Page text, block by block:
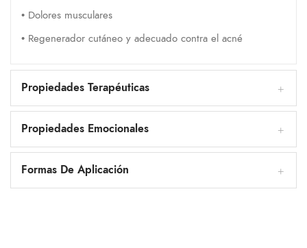
• Dolores musculares
• Regenerador cutáneo y adecuado contra el acné
Propiedades Terapéuticas
Propiedades Emocionales
Formas De Aplicación